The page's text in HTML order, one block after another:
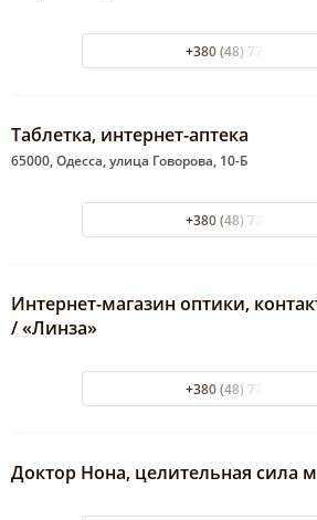
+380 (48) 775-14-08
Таблетка, интернет-аптека
65000, Одесса, улица Говорова, 10-Б
+380 (48) 777-89-10
Интернет-магазин оптики,
/ «Линза»
+380 (48) 777-78-80
Доктор Нона, целительная сила